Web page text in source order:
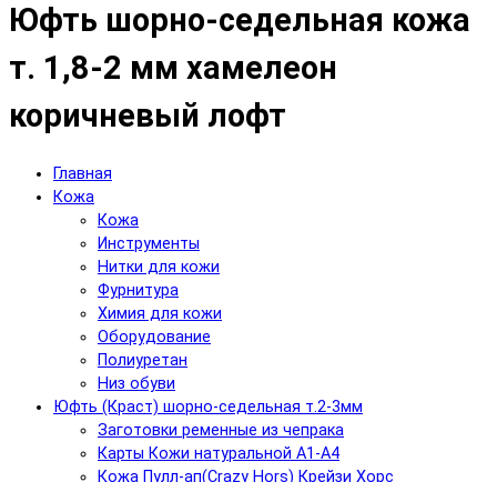
Юфть шорно-седельная кожа
т. 1,8-2 мм хамелеон
коричневый лофт
Главная
Кожа
Кожа
Инструменты
Нитки для кожи
Фурнитура
Химия для кожи
Оборудование
Полиуретан
Низ обуви
Юфть (Краст) шорно-седельная т.2-3мм
Заготовки ременные из чепрака
Карты Кожи натуральной А1-А4
Кожа Пулл-ап(Crazy Hors) Крейзи Хорс